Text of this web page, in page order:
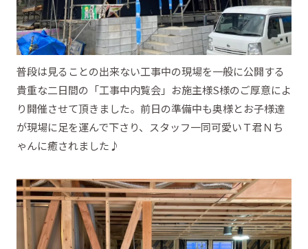
普段は見ることの出来ない工事中の現場を一般に公開する
貴重な二日間の「工事中内覧会」お施主様S様のご厚意によ
り開催させて頂きました。前日の準備中も奥様とお子様達
が現場に足を運んで下さり、スタッフ一同可愛いＴ君Ｎち
ゃんに癒されました♪